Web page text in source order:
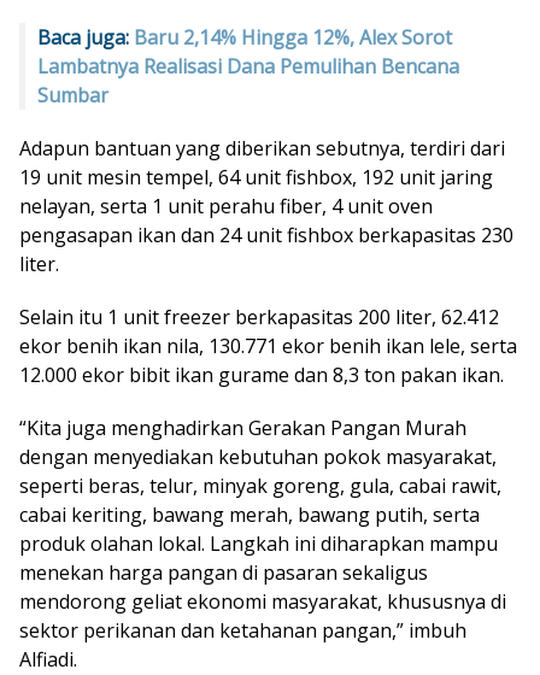
Baca juga: Baru 2,14% Hingga 12%, Alex Sorot
Lambatnya Realisasi Dana Pemulihan Bencana
Sumbar
Adapun bantuan yang diberikan sebutnya, terdiri dari
19 unit mesin tempel, 64 unit fishbox, 192 unit jaring
nelayan, serta 1 unit perahu fiber, 4 unit oven
pengasapan ikan dan 24 unit fishbox berkapasitas 230
liter.
Selain itu 1 unit freezer berkapasitas 200 liter, 62.412
ekor benih ikan nila, 130.771 ekor benih ikan lele, serta
12.000 ekor bibit ikan gurame dan 8,3 ton pakan ikan.
“Kita juga menghadirkan Gerakan Pangan Murah
dengan menyediakan kebutuhan pokok masyarakat,
seperti beras, telur, minyak goreng, gula, cabai rawit,
cabai keriting, bawang merah, bawang putih, serta
produk olahan lokal. Langkah ini diharapkan mampu
menekan harga pangan di pasaran sekaligus
mendorong geliat ekonomi masyarakat, khususnya di
sektor perikanan dan ketahanan pangan,” imbuh
Alfiadi.